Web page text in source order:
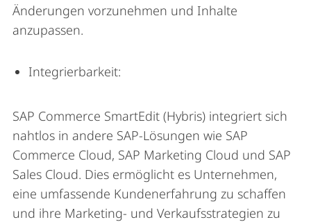
Änderungen vorzunehmen und Inhalte
anzupassen.
Integrierbarkeit:
SAP Commerce SmartEdit (Hybris) integriert sich
nahtlos in andere SAP-Lösungen wie SAP
Commerce Cloud, SAP Marketing Cloud und SAP
Sales Cloud. Dies ermöglicht es Unternehmen,
eine umfassende Kundenerfahrung zu schaffen
und ihre Marketing- und Verkaufsstrategien zu